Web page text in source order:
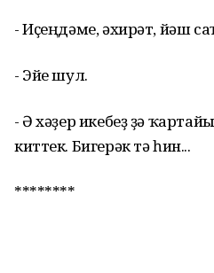
- Иҫеңдәме, әхирәт, йәш
- Эйе шул.
- Ә хәҙер икебеҙ ҙә
киттек. Бигерәк тә һин...
********